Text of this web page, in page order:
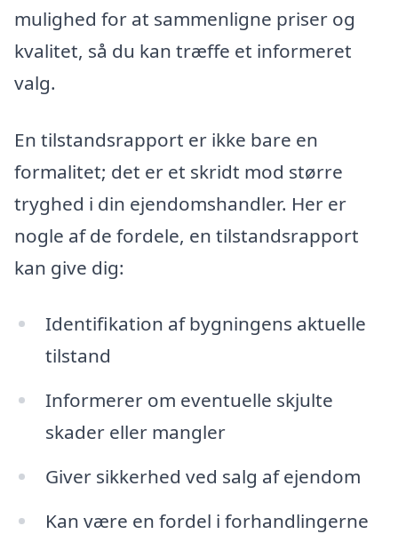
mulighed for at sammenligne priser og
kvalitet, så du kan træffe et informeret
valg.
En tilstandsrapport er ikke bare en
formalitet; det er et skridt mod større
tryghed i din ejendomshandler. Her er
nogle af de fordele, en tilstandsrapport
kan give dig:
Identifikation af bygningens aktuelle
tilstand
Informerer om eventuelle skjulte
skader eller mangler
Giver sikkerhed ved salg af ejendom
Kan være en fordel i forhandlingerne